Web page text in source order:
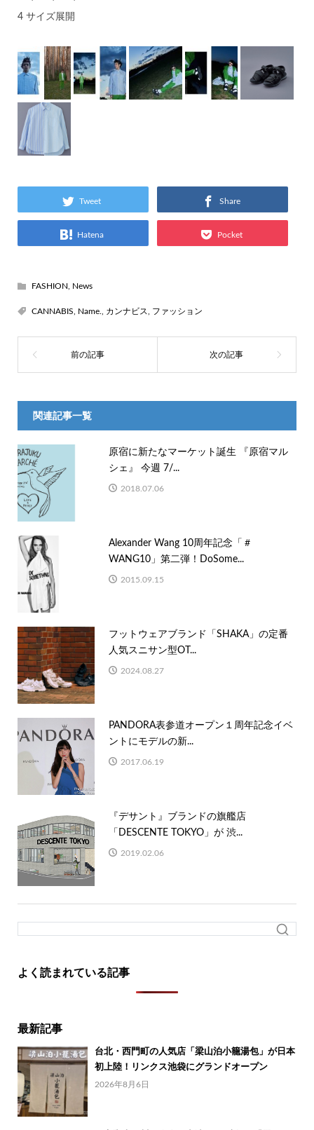
4 サイズ展開
Tweet Share
Hatena Pocket
FASHION News
CANNABIS Name. カンナビス ファッション
関連記事一覧
原宿に新たなマーケット誕生 『原宿マル
シェ』 今週 7/...
2018.07.06
Alexander Wang 10周年記念「＃
WANG10」第二弾！DoSome...
2015.09.15
フットウェアブランド「SHAKA」の定番
人気スニサン型OT...
2024.08.27
PANDORA表参道オープン１周年記念イベ
ントにモデルの新...
2017.06.19
『デサント』ブランドの旗艦店
「DESCENTE TOKYO」が 渋...
2019.02.06
よく読まれている記事
最新記事
台北・西門町の人気店「梁山泊小籠湯包」が日本
初上陸！リンクス池袋にグランドオープン
2026年8月6日